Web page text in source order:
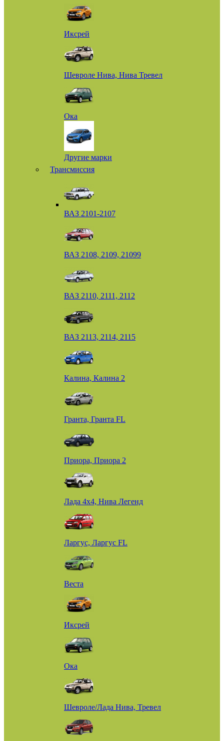
Иксрей
Шевроле Нива, Нива Тревел
Ока
Другие марки
Трансмиссия
ВАЗ 2101-2107
ВАЗ 2108, 2109, 21099
ВАЗ 2110, 2111, 2112
ВАЗ 2113, 2114, 2115
Калина, Калина 2
Гранта, Гранта FL
Приора, Приора 2
Лада 4х4, Нива Легенд
Ларгус, Ларгус FL
Веста
Иксрей
Ока
Шевроле/Лада Нива, Тревел